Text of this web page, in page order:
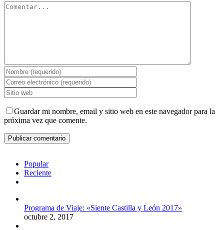
Comentar
Guardar mi nombre, email y sitio web en este navegador para la
próxima vez que comente.
Popular
Reciente
Programa de Viaje: «Siente Castilla y León 2017»
octubre 2, 2017